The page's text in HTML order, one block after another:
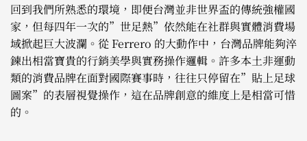
回到我們所熟悉的環境，即便台灣並非世界盃的傳統強權國
家，但每四年一次的”世足熱”依然能在社群與實體消費場
域掀起巨大波瀾。從 Ferrero 的大動作中，台灣品牌能夠淬
鍊出相當寶貴的行銷美學與實務操作邏輯。許多本土非運動
類的消費品牌在面對國際賽事時，往往只停留在”貼上足球
圖案”的表層視覺操作，這在品牌創意的維度上是相當可惜
的。